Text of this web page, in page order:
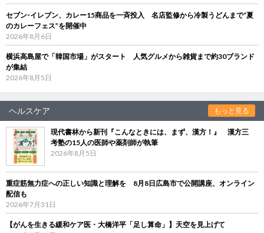
セブン‐イレブン、カレー15商品を一斉投入 名店監修から冷製うどんまで“夏
のカレーフェス”を開催中
2026年8月6日
横浜高島屋で「韓国市場」がスタート 人気グルメから雑貨まで約30ブランド
が集結
2026年8月5日
ヘルスケア もっと見る
現代書林から新刊『こんなときには、まず、漢方！』 漢方三
考塾の15人の医師や薬剤師が執筆
2026年8月5日
重症筋無力症への正しい知識と理解を 8月8日広島市で公開講座、オンライン
配信も
2026年7月31日
【がんを生きる緩和ケア医・大橋洋平「足し算命」】天空を見上げて